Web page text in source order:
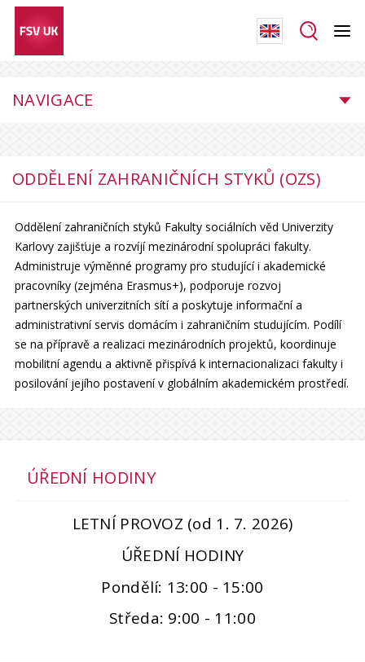
NAVIGACE
ODDĚLENÍ ZAHRANIČNÍCH STYKŮ (OZS)
Oddělení zahraničních styků Fakulty sociálních věd Univerzity
Karlovy zajišťuje a rozvíjí mezinárodní spolupráci fakulty.
Administruje výměnné programy pro studující i akademické
pracovníky (zejména Erasmus+), podporuje rozvoj
partnerských univerzitních sítí a poskytuje informační a
administrativní servis domácím i zahraničním studujícím. Podílí
se na přípravě a realizaci mezinárodních projektů, koordinuje
mobilitní agendu a aktivně přispívá k internacionalizaci fakulty i
posilování jejího postavení v globálním akademickém prostředí.
ÚŘEDNÍ HODINY
LETNÍ PROVOZ (od 1. 7. 2026)
ÚŘEDNÍ HODINY
Pondělí: 13:00 - 15:00
Středa: 9:00 - 11:00